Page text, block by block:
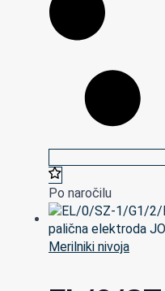
Po naročilu
Merilniki nivoja